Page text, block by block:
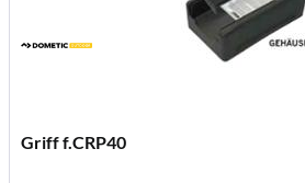
Griff f.CRP40